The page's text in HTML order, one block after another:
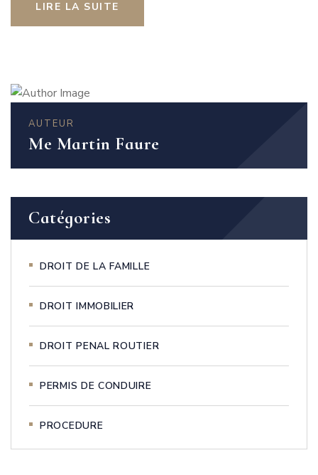
LIRE LA SUITE
AUTEUR
Me Martin Faure
Catégories
DROIT DE LA FAMILLE
DROIT IMMOBILIER
DROIT PENAL ROUTIER
PERMIS DE CONDUIRE
PROCEDURE